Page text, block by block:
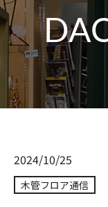
2024/10/25
木管フロア通信